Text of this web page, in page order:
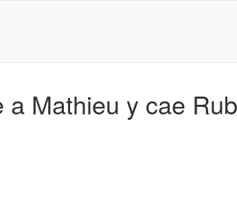
Mathieu y cae